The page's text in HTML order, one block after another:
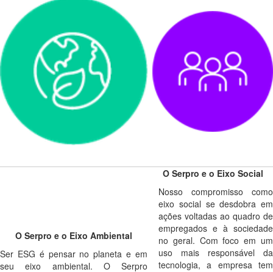
O Serpro e o Eixo Ambiental
Ser ESG é pensar no planeta e em
seu eixo ambiental. O Serpro
O Serpro e o Eixo Social
Nosso compromisso como
eixo social se desdobra em
ações voltadas ao quadro de
empregados e à sociedade
no geral. Com foco em um
uso mais responsável da
tecnologia, a empresa tem